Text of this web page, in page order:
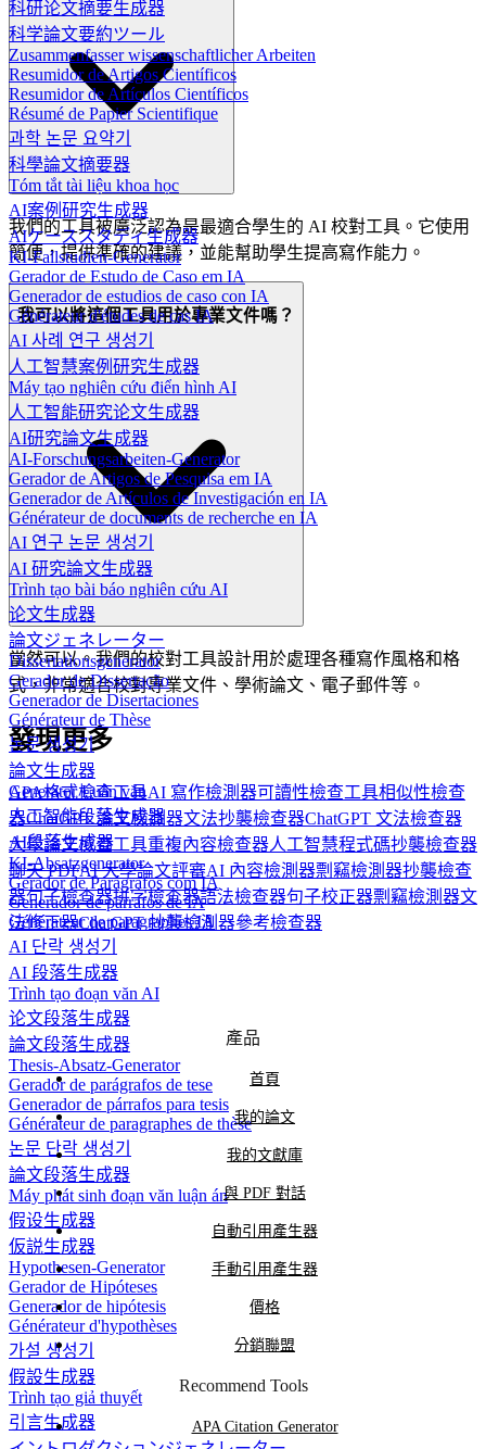
科研论文摘要生成器
科学論文要約ツール
Zusammenfasser wissenschaftlicher Arbeiten
Resumidor de Artigos Científicos
Resumidor de Artículos Científicos
Résumé de Papier Scientifique
과학 논문 요약기
科學論文摘要器
Tóm tắt tài liệu khoa học
AI案例研究生成器
AIケーススタディ生成器
KI-Fallstudien-Generator
Gerador de Estudo de Caso em IA
Generador de estudios de caso con IA
Générateur d'études de cas IA
AI 사례 연구 생성기
人工智慧案例研究生成器
Máy tạo nghiên cứu điển hình AI
人工智能研究论文生成器
AI研究論文生成器
AI-Forschungsarbeiten-Generator
Gerador de Artigos de Pesquisa em IA
Generador de Artículos de Investigación en IA
Générateur de documents de recherche en IA
AI 연구 논문 생성기
AI 研究論文生成器
Trình tạo bài báo nghiên cứu AI
论文生成器
論文ジェネレーター
Dissertationsgenerator
Gerador de Dissertação
Generador de Disertaciones
Générateur de Thèse
논문 생성기
論文生成器
Generator Luận văn
人工智能段落生成器
AI段落生成器
KI-Absatzgenerator
Gerador de Parágrafos com IA
Generador de párrafos de IA
Générateur de paragraphes IA
AI 단락 생성기
AI 段落生成器
Trình tạo đoạn văn AI
论文段落生成器
論文段落生成器
Thesis-Absatz-Generator
Gerador de parágrafos de tese
Generador de párrafos para tesis
Générateur de paragraphes de thèse
논문 단락 생성기
論文段落生成器
Máy phát sinh đoạn văn luận án
假设生成器
仮説生成器
Hypothesen-Generator
Gerador de Hipóteses
Generador de hipótesis
Générateur d'hypothèses
가설 생성기
假設生成器
Trình tạo giả thuyết
引言生成器
我們的工具被廣泛認為是最適合學生的 AI 校對工具。它使用
簡便，提供準確的建議，並能幫助學生提高寫作能力。
我可以將這個工具用於專業文件嗎？
當然可以。我們的校對工具設計用於處理各種寫作風格和格
式，非常適合校對專業文件、學術論文、電子郵件等。
發現更多
APA格式檢查工具AI 寫作檢測器可讀性檢查工具相似性檢查
器ChatGPT 論文檢測器文法抄襲檢查器ChatGPT 文法檢查器
大學論文檢查工具重複內容檢查器人工智慧程式碼抄襲檢查器
聊天 PDFAI 大學論文評審AI 內容檢測器剽竊檢測器抄襲檢查
器句子檢查器拼字檢查器語法檢查器句子校正器剽竊檢測器文
法修正器ChatGPT 抄襲檢測器參考檢查器
產品
首頁
我的論文
我的文獻庫
與 PDF 對話
自動引用產生器
手動引用產生器
價格
分銷聯盟
Recommend Tools
APA Citation Generator